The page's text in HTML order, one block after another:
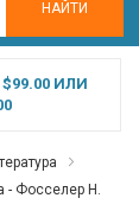
НАЙТИ
ИЛИ
- Фосселер Н.